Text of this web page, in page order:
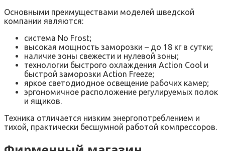
Основными преимуществами моделей шведской
компании являются:
система No Frost;
высокая мощность заморозки – до 18 кг в сутки;
наличие зоны свежести и нулевой зоны;
технологии быстрого охлаждения Action Cool и
быстрой заморозки Action Freeze;
яркое светодиодное освещение рабочих камер;
эргономичное расположение регулируемых полок
и ящиков.
Техника отличается низким энергопотреблением и
тихой, практически бесшумной работой компрессоров.